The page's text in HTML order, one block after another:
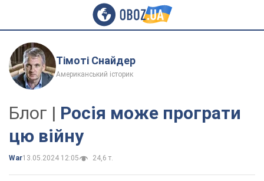
Тімоті Снайдер
Американський історик
Блог | Росія може програти
цю війну
War13.05.2024 12:05 24,6 т.